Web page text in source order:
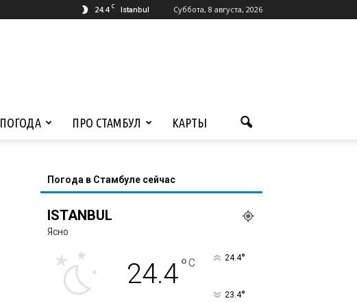
24.4 C Istanbul Суббота, 8 августа, 2026
ПОГОДА ПРО СТАМБУЛ КАРТЫ
Погода в Стамбуле сейчас
ISTANBUL
Ясно
24.4°C 24.4°
23.4°